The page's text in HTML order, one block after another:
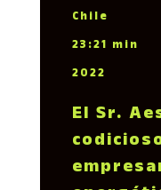
Chile
23:21 min
2022
El Sr.